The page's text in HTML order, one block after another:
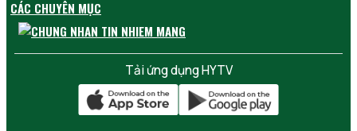
CÁC CHUYÊN MỤC
Tải ứng dụng HYTV